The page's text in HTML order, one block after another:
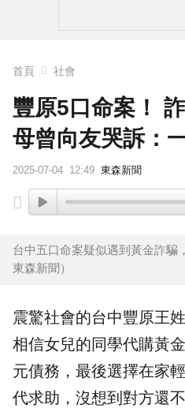
首頁 社會
豐原5口命案！
母曾向友哭訴：
2025-07-04 12:49 東森新聞
台中五口命案疑似遇到黃金詐騙
東森新聞）
震驚社會的台中豐原王
相信女兒的同學代購黃金
元債務，最後選擇在家
代求助，沒想到對方還